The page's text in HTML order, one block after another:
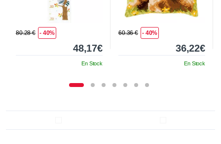
80.28 € - 40%
48,17€
En Stock
60.36 € - 40%
36,22€
En Stock